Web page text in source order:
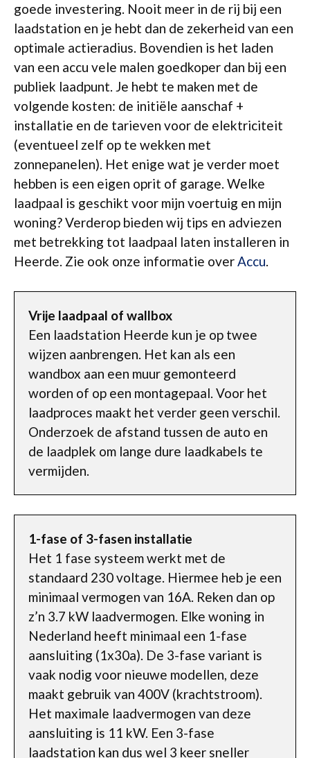
goede investering. Nooit meer in de rij bij een
laadstation en je hebt dan de zekerheid van een
optimale actieradius. Bovendien is het laden
van een accu vele malen goedkoper dan bij een
publiek laadpunt. Je hebt te maken met de
volgende kosten: de initiële aanschaf +
installatie en de tarieven voor de elektriciteit
(eventueel zelf op te wekken met
zonnepanelen). Het enige wat je verder moet
hebben is een eigen oprit of garage. Welke
laadpaal is geschikt voor mijn voertuig en mijn
woning? Verderop bieden wij tips en adviezen
met betrekking tot laadpaal laten installeren in
Heerde. Zie ook onze informatie overAccu.
Vrije laadpaal of wallbox
Een laadstation Heerde kun je op twee
wijzen aanbrengen. Het kan als een
wandbox aan een muur gemonteerd
worden of op een montagepaal. Voor het
laadproces maakt het verder geen verschil.
Onderzoek de afstand tussen de auto en
de laadplek om lange dure laadkabels te
vermijden.
1-fase of 3-fasen installatie
Het 1 fase systeem werkt met de
standaard 230 voltage. Hiermee heb je een
minimaal vermogen van 16A. Reken dan op
z’n 3.7 kW laadvermogen. Elke woning in
Nederland heeft minimaal een 1-fase
aansluiting (1x30a). De 3-fase variant is
vaak nodig voor nieuwe modellen, deze
maakt gebruik van 400V (krachtstroom).
Het maximale laadvermogen van deze
aansluiting is 11 kW. Een 3-fase
laadstation kan dus wel 3 keer sneller